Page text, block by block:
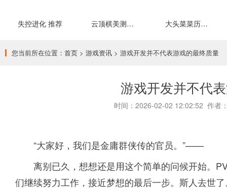
失控进化 推荐 云顶棋美测服 最新版 大头菜菜历险记 好玩的
您当前所在位置： 首页 > 游戏资讯 > 游戏开发并不代表游戏的最终质量
游戏开发并不代
时间：2026-02-02 12:02:52 作者
“大家好，我们是金庸群侠传的官员。”——
离别已久，想想还是用这个简单的问候开始。
们继续努力工作，接近梦想的最后一步。斯人去世